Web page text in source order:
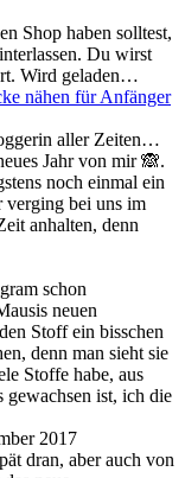
Shop haben solltest,
Du wirst
Wird geladen…
nähen für Anfänger
aller Zeiten…
Jahr von mir 🙈.
noch einmal ein
verging bei uns im
anhalten, denn
schon
neuen
Stoff ein bisschen
denn man sieht sie
Stoffe habe, aus
gewachsen ist, ich die
2017
dran, aber auch von